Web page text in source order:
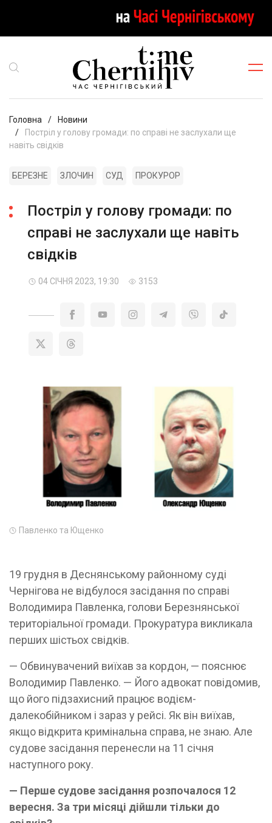
Головна
Новини
Постріл у голову громади: по справі не заслухали ще
навіть свідків
БЕРЕЗНЕ ЗЛОЧИН СУД ПРОКУРОР
Постріл у голову громади: по
справі не заслухали ще навіть
свідків
04 СІЧНЯ 2023, 19:30 3153
Павленко та Ющенко
19 грудня в Деснянському районному суді
Чернігова не відбулося засідання по справі
Володимира Павленка, голови Березнянської
територіальної громади. Прокуратура викликала
перших шістьох свідків.
— Обвинувачений виїхав за кордон, — пояснює
Володимир Павленко. — Його адвокат повідомив,
що його підзахисний працює водієм-
далекобійником і зараз у рейсі. Як він виїхав,
якщо відкрита кримінальна справа, не знаю. Але
судове засідання перенесли на 11 січня
наступного року.
— Перше судове засідання розпочалося 12
вересня. За три місяці дійшли тільки до